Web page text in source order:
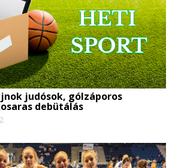
judósok, gólzáporos
debütálás